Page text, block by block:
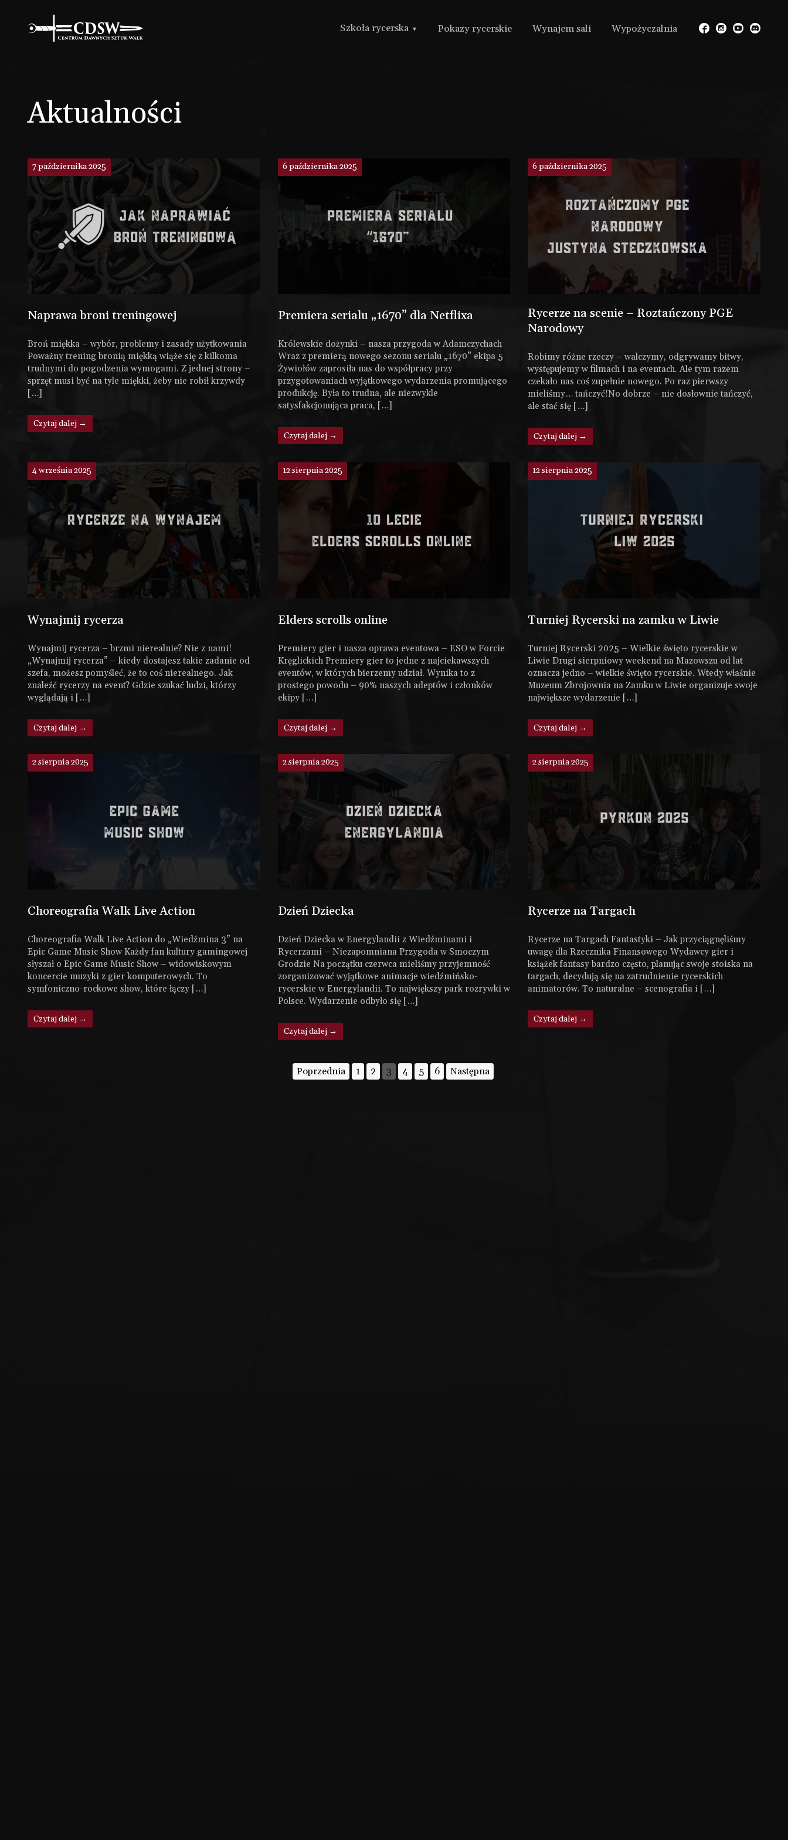
Szkoła rycerska Pokazy rycerskie Wynajem sali Wypożyczalnia
Aktualności
7 października 2025
Naprawa broni treningowej
Broń miękka – wybór, problemy i zasady użytkowania
Poważny trening bronią miękką wiąże się z kilkoma
trudnymi do pogodzenia wymogami. Z jednej strony –
sprzęt musi być na tyle miękki, żeby nie robił krzywdy
[…]
Czytaj dalej →
6 października 2025
Premiera serialu „1670” dla Netflixa
Królewskie dożynki – nasza przygoda w Adamczychach
Wraz z premierą nowego sezonu serialu „1670” ekipa 5
Żywiołów zaprosiła nas do współpracy przy
przygotowaniach wyjątkowego wydarzenia promującego
produkcję. Była to trudna, ale niezwykle
satysfakcjonująca praca, […]
Czytaj dalej →
6 października 2025
Rycerze na scenie – Roztańczony PGE
Narodowy
Robimy różne rzeczy – walczymy, odgrywamy bitwy,
występujemy w filmach i na eventach. Ale tym razem
czekało nas coś zupełnie nowego. Po raz pierwszy
mieliśmy… tańczyć!No dobrze – nie dosłownie tańczyć,
ale stać się […]
Czytaj dalej →
4 września 2025
Wynajmij rycerza
Wynajmij rycerza – brzmi nierealnie? Nie z nami!
„Wynajmij rycerza” – kiedy dostajesz takie zadanie od
szefa, możesz pomyśleć, że to coś nierealnego. Jak
znaleźć rycerzy na event? Gdzie szukać ludzi, którzy
wyglądają i […]
Czytaj dalej →
12 sierpnia 2025
Elders scrolls online
Premiery gier i nasza oprawa eventowa – ESO w Forcie
Kręglickich Premiery gier to jedne z najciekawszych
eventów, w których bierzemy udział. Wynika to z
prostego powodu – 90% naszych adeptów i członków
ekipy […]
Czytaj dalej →
12 sierpnia 2025
Turniej Rycerski na zamku w Liwie
Turniej Rycerski 2025 – Wielkie święto rycerskie w
Liwie Drugi sierpniowy weekend na Mazowszu od lat
oznacza jedno – wielkie święto rycerskie. Wtedy właśnie
Muzeum Zbrojownia na Zamku w Liwie organizuje swoje
największe wydarzenie […]
Czytaj dalej →
2 sierpnia 2025
Choreografia Walk Live Action
Choreografia Walk Live Action do „Wiedźmina 3” na
Epic Game Music Show Każdy fan kultury gamingowej
słyszał o Epic Game Music Show – widowiskowym
koncercie muzyki z gier komputerowych. To
symfoniczno-rockowe show, które łączy […]
Czytaj dalej →
2 sierpnia 2025
Dzień Dziecka
Dzień Dziecka w Energylandii z Wiedźminami i
Rycerzami – Niezapomniana Przygoda w Smoczym
Grodzie Na początku czerwca mieliśmy przyjemność
zorganizować wyjątkowe animacje wiedźmińsko-
rycerskie w Energylandii. To największy park rozrywki w
Polsce. Wydarzenie odbyło się […]
Czytaj dalej →
2 sierpnia 2025
Rycerze na Targach
Rycerze na Targach Fantastyki – Jak przyciągnęliśmy
uwagę dla Rzecznika Finansowego Wydawcy gier i
książek fantasy bardzo często, planując swoje stoiska na
targach, decydują się na zatrudnienie rycerskich
animatorów. To naturalne – scenografia i […]
Czytaj dalej →
Poprzednia 1 2 3 4 5 6 Następna